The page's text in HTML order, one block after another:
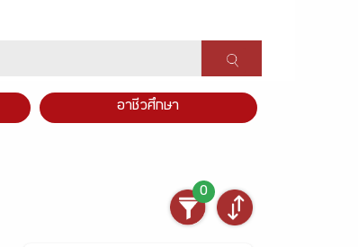
อาชีวศึกษา
0